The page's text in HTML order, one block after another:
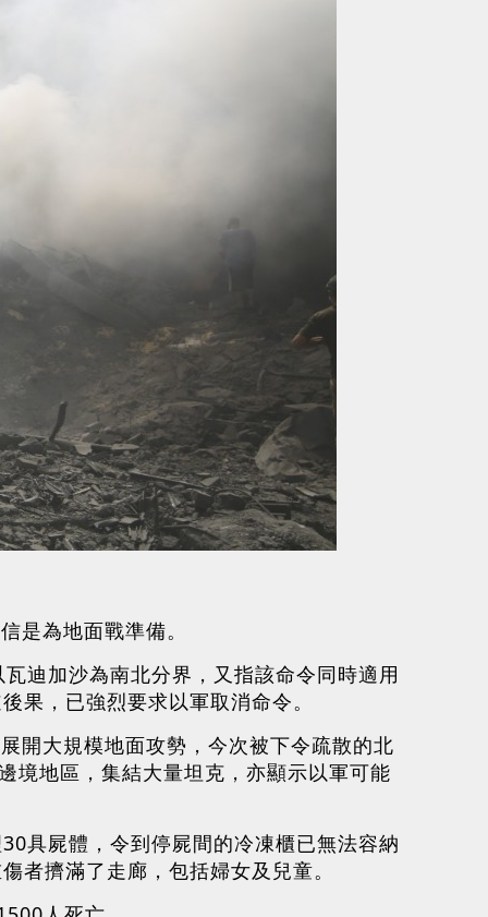
是為地面戰準備。
迪加沙為南北分界，又指該命令同時適用
果，已強烈要求以軍取消命令。
開大規模地面攻勢，今次被下令疏散的北
境地區，集結大量坦克，亦顯示以軍可能
具屍體，令到停屍間的冷凍櫃已無法容納
者擠滿了走廊，包括婦女及兒童。